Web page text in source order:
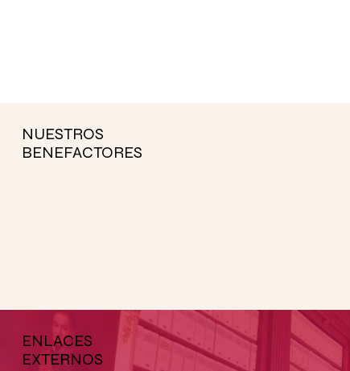
NUESTROS
BENEFACTORES
ENLACES
EXTERNOS